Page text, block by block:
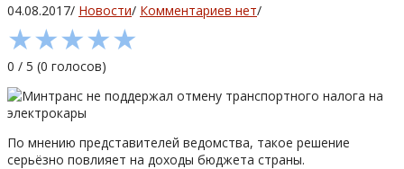
04.08.2017/ Новости/ Комментариев нет/
★★★★★
0 / 5 (0 голосов)
По мнению представителей ведомства, такое решение
серьёзно повлияет на доходы бюджета страны.